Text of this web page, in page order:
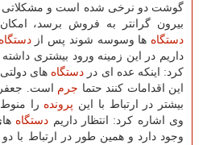
گوشت دو نرخی شده است و مشكلاتی
بیرون گرانتر به فروش برسد،
دستگاه ها وسوسه شوند پس ازدستگاه
داریم در این زمینه ورود بیشتری داشته
كرد: اینكه عده ای در دستگاه های
این اقدامات كنند حتما جرم است.
بیشتر در ارتباط با این پرونده را
وی اشاره كرد: انتظار داریم دستگاه
وجود دارد و همین طور در ارتباط با